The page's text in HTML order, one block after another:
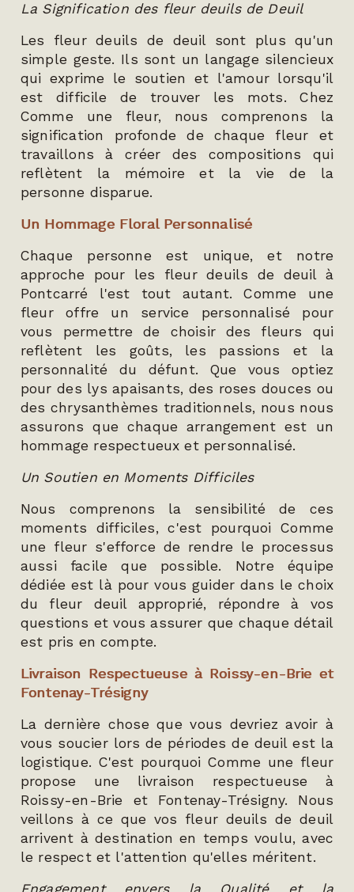
La Signification des fleur deuils de Deuil
Les fleur deuils de deuil sont plus qu'un
simple geste. Ils sont un langage silencieux
qui exprime le soutien et l'amour lorsqu'il
est difficile de trouver les mots. Chez
Comme une fleur, nous comprenons la
signification profonde de chaque fleur et
travaillons à créer des compositions qui
reflètent la mémoire et la vie de la
personne disparue.
Un Hommage Floral Personnalisé
Chaque personne est unique, et notre
approche pour les fleur deuils de deuil à
Pontcarré l'est tout autant. Comme une
fleur offre un service personnalisé pour
vous permettre de choisir des fleurs qui
reflètent les goûts, les passions et la
personnalité du défunt. Que vous optiez
pour des lys apaisants, des roses douces ou
des chrysanthèmes traditionnels, nous nous
assurons que chaque arrangement est un
hommage respectueux et personnalisé.
Un Soutien en Moments Difficiles
Nous comprenons la sensibilité de ces
moments difficiles, c'est pourquoi Comme
une fleur s'efforce de rendre le processus
aussi facile que possible. Notre équipe
dédiée est là pour vous guider dans le choix
du fleur deuil approprié, répondre à vos
questions et vous assurer que chaque détail
est pris en compte.
Livraison Respectueuse à Roissy-en-Brie et
Fontenay-Trésigny
La dernière chose que vous devriez avoir à
vous soucier lors de périodes de deuil est la
logistique. C'est pourquoi Comme une fleur
propose une livraison respectueuse à
Roissy-en-Brie et Fontenay-Trésigny. Nous
veillons à ce que vos fleur deuils de deuil
arrivent à destination en temps voulu, avec
le respect et l'attention qu'elles méritent.